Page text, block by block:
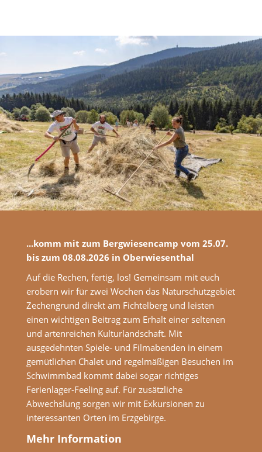
...komm mit zum Bergwiesencamp vom 25.07.
bis zum 08.08.2026 in Oberwiesenthal
Auf die Rechen, fertig, los! Gemeinsam mit euch
erobern wir für zwei Wochen das Naturschutzgebiet
Zechengrund direkt am Fichtelberg und leisten
einen wichtigen Beitrag zum Erhalt einer seltenen
und artenreichen Kulturlandschaft. Mit
ausgedehnten Spiele- und Filmabenden in einem
gemütlichen Chalet und regelmäßigen Besuchen im
Schwimmbad kommt dabei sogar richtiges
Ferienlager-Feeling auf. Für zusätzliche
Abwechslung sorgen wir mit Exkursionen zu
interessanten Orten im Erzgebirge.
Mehr Information